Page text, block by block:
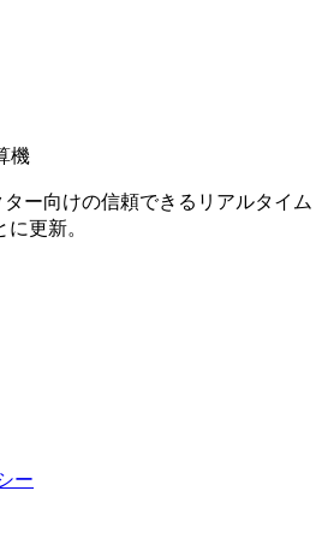
機
ー向けの信頼できるリアルタイム
更新。
ー